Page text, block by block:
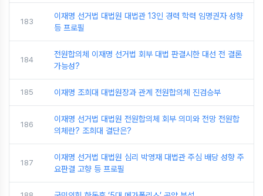
183
이재명 선거법 대법원 대법관 13인 경력 학력 임명권자 성향
등 프로필
184
전원합의체 이재명 선거법 회부 대법 판결시한 대선 전 결론
가능성?
185 이재명 조희대 대법원장과 관계 전원합의체 진검승부
186
이재명 선거법 대법원 전원합의체 회부 의미와 전망 전원합
의체란? 조희대 결단은?
187
이재명 선거법 대법원 심리 박영재 대법관 주심 배당 성향 주
요판결 고향 등 프로필